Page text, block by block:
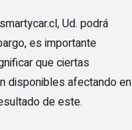
Ud. podrá
es importante
que ciertas
disponibles afectando en
de este.